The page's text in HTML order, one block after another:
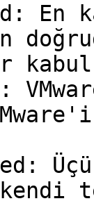
En